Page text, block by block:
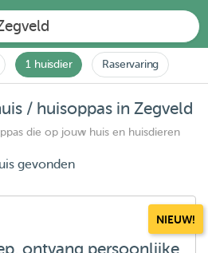
1 huisdier Raservaring
/ huisoppas in Zegveld
die op jouw huis en huisdieren
gevonden
NIEUW!
ontvang persoonlijke